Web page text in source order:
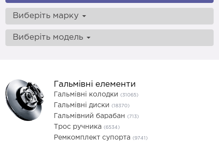
Виберіть марку
Виберіть модель
Гальмівні елементи
Гальмівні колодки (31065)
Гальмівні диски (18370)
Гальмівний барабан (713)
Трос ручника (6534)
Ремкомплект супорта (9741)